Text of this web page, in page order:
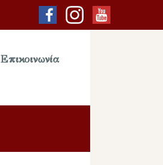
Επικοινωνία